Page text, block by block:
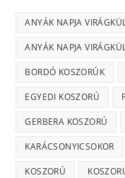
ANYÁK NAPJA
ANYÁK NAPJA
BORDÓ KOSZORÚK
EGYEDI KOSZORÚ
GERBERA KOSZORÚ
KARÁCSONYICSOKOR
KOSZORÚ